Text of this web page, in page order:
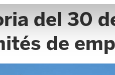
del 30
de